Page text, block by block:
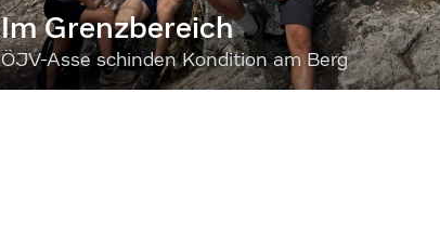
Im Grenzbereich
ÖJV-Asse schinden Kondition am Berg